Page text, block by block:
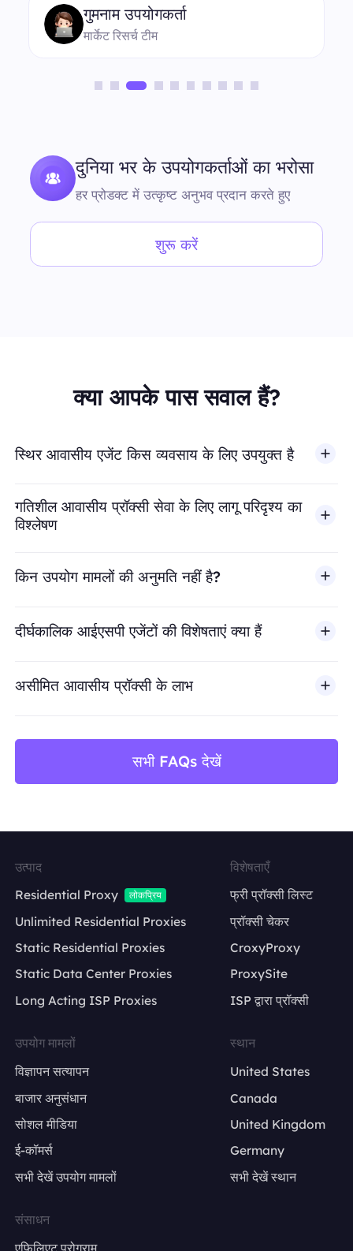
गुमनाम उपयोगकर्ता
मार्केट रिसर्च टीम
दुनिया भर के उपयोगकर्ताओं का भरोसा
हर प्रोडक्ट में उत्कृष्ट अनुभव प्रदान करते हुए
शुरू करें
क्या आपके पास सवाल हैं?
स्थिर आवासीय एजेंट किस व्यवसाय के लिए उपयुक्त है
गतिशील आवासीय प्रॉक्सी सेवा के लिए लागू परिदृश्य का
विश्लेषण
किन उपयोग मामलों की अनुमति नहीं है?
BestProxy धोखाधड़ी, स्पैम, नकली एंगेजमेंट, क्रेडेंशियल दुरुपयोग,
दीर्घकालिक आईएसपी एजेंटों की विशेषताएं क्या हैं
असीमित आवासीय प्रॉक्सी के लाभ
सभी FAQs देखें
उत्पाद
Residential Proxy
लोकप्रिय
Unlimited Residential Proxies
Static Residential Proxies
Static Data Center Proxies
Long Acting ISP Proxies
विशेषताएँ
फ्री प्रॉक्सी लिस्ट
प्रॉक्सी चेकर
CroxyProxy
ProxySite
ISP द्वारा प्रॉक्सी
उपयोग मामलों
विज्ञापन सत्यापन
बाजार अनुसंधान
सोशल मीडिया
ई-कॉमर्स
सभी देखें उपयोग मामलों
स्थान
United States
Canada
United Kingdom
Germany
सभी देखें स्थान
संसाधन